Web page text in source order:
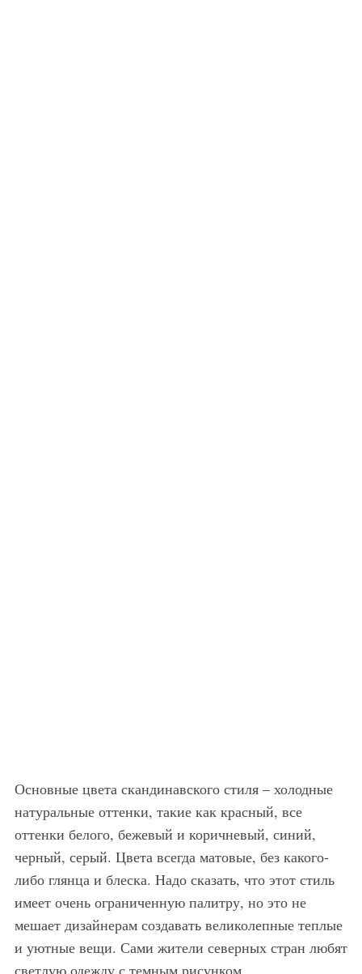
Основные цвета скандинавского стиля – холодные
натуральные оттенки, такие как красный, все
оттенки белого, бежевый и коричневый, синий,
черный, серый. Цвета всегда матовые, без какого-
либо глянца и блеска. Надо сказать, что этот стиль
имеет очень ограниченную палитру, но это не
мешает дизайнерам создавать великолепные теплые
и уютные вещи. Сами жители северных стран любят
светлую одежду с темным рисунком.